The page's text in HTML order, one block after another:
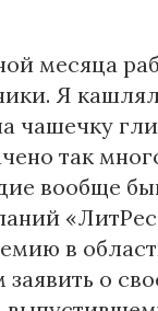
месяца
Я
чашечку
так
вообще
в
о